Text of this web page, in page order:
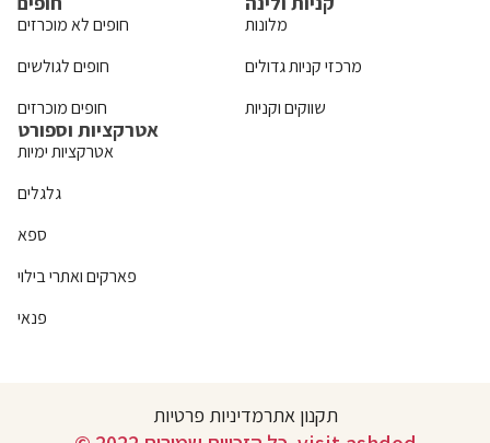
חופים לא מוכרזים
חופים לגולשים
חופים מוכרזים
מלונות
מרכזי קניות גדולים
שווקים וקניות
אטרקציות וספורט
אטרקציות ימיות
גלגלים
ספא
פארקים ואתרי בילוי
פנאי
מדיניות פרטיותתקנון אתר